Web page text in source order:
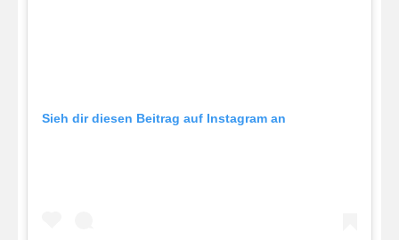
Sieh dir diesen Beitrag auf Instagram an